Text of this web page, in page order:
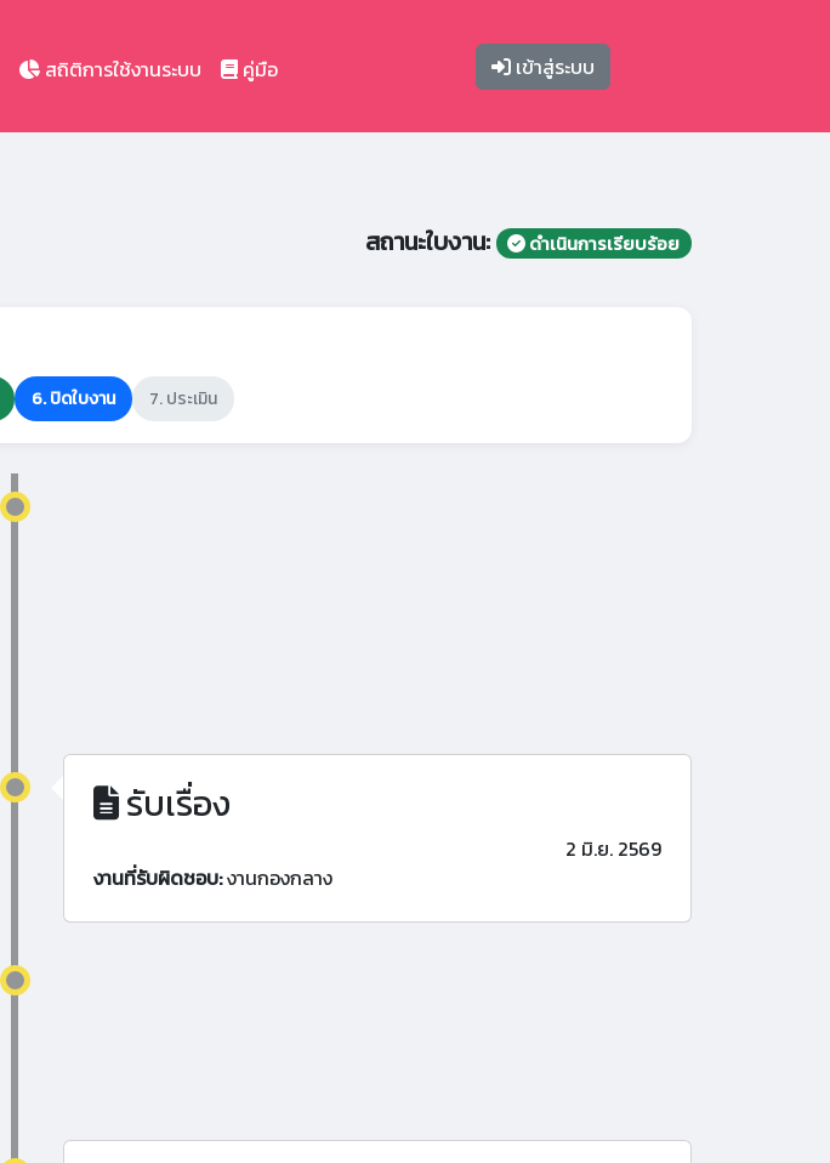
สถิติการใช้งานระบบ คู่มือ เข้าสู่ระบบ
สถานะใบงาน: ดำเนินการเรียบร้อย
6. ปิดใบงาน 7. ประเมิน
รับเรื่อง
2 มิ.ย. 2569
งานที่รับผิดชอบ:งานกองกลาง